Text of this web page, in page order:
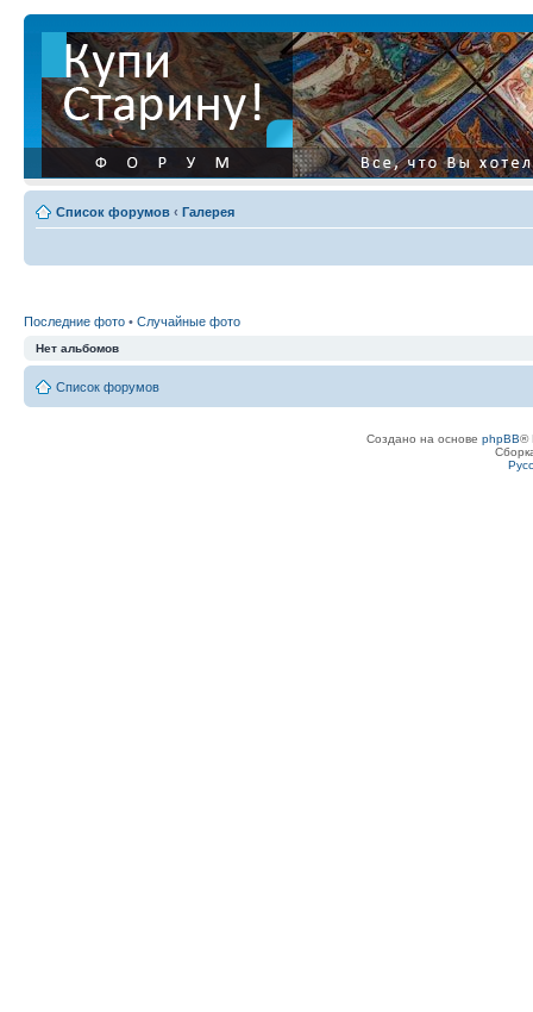
Список форумов ‹ Галерея
Последние фото • Случайные фото
Нет альбомов
Список форумов
Создано на основе phpBB®